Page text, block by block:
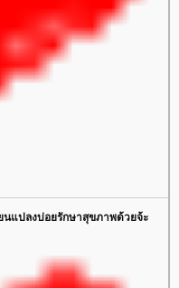
นแปลงบ่อยรักษาสุขภาพด้วยจ้ะ